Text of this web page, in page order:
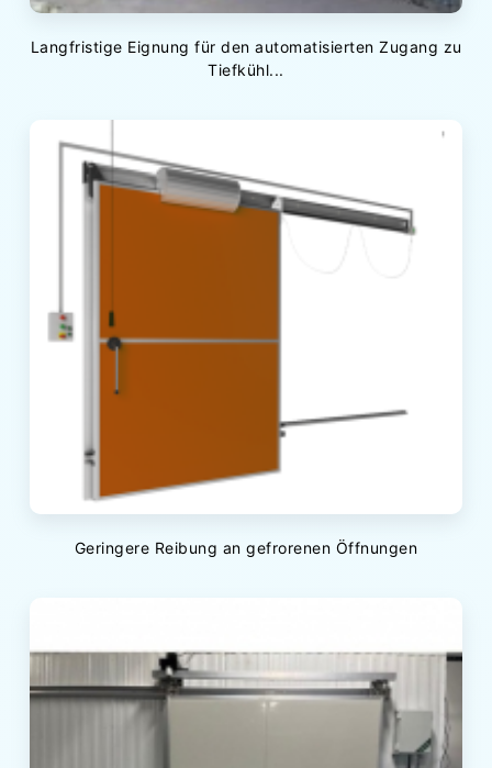
Langfristige Eignung für den automatisierten Zugang zu
Tiefkühl...
Geringere Reibung an gefrorenen Öffnungen